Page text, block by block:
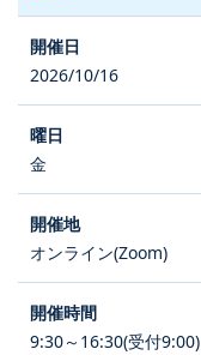
2026/10/16
金
オンライン(Zoom)
9:30～16:30(受付9:00)